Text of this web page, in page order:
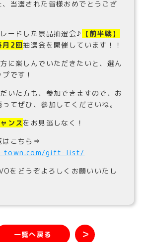
当選された皆様おめでとうござ
ードした景品抽選会♪ 【前半戦】
月2回抽選会を開催しています！！
に楽しんでいただきたいと、選ん
です！
いた方も、参加できますので、お
てぜひ、参加してくださいね。
ンスをお見逃しなく！
はこちら⇒
town.com/gift-list/
をどうぞよろしくお願いいたし
一覧へ戻る ＞